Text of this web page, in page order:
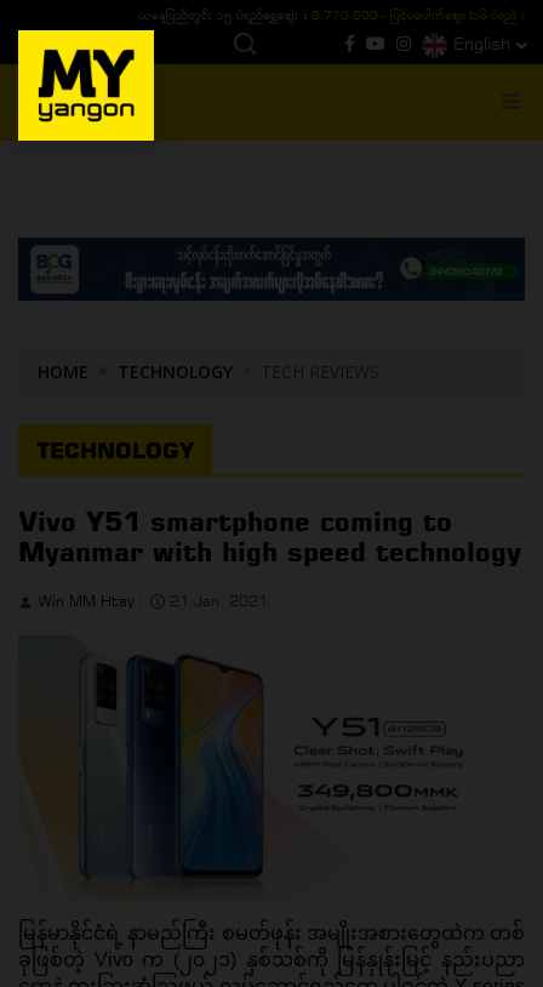
ယနေ့ပြည်တွင်း ၁၅ ပဲရည်ရွှေဈေး :3,770,000 - ပြင်ပပေါက်စျေး (၁၆ ပဲရည် တစ်ကျပ်
English
MENU
HOME TECHNOLOGY TECH REVIEWS
TECHNOLOGY
Vivo Y51 smartphone coming to
Myanmar with high speed technology
Win MM Htay 21 Jan, 2021
မြန်မာနိုင်ငံရဲ့ နာမည်ကြီး စမတ်ဖုန်း အမျိုးအစားတွေထဲက တစ်
ခုဖြစ်တဲ့ Vivo က (၂၀၂၁) နှစ်သစ်ကို မြန်နှုန်းမြင့် နည်းပညာ